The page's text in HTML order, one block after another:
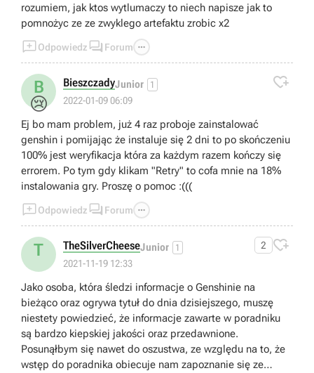
rozumiem, jak ktos wytlumaczy to niech napisze jak to
pomnożyc ze ze zwyklego artefaktu zrobic x2
Odpowiedz  Forum 
B
😢
BieszczadyJunior 1
2022-01-09 06:09

Ej bo mam problem, już 4 raz proboje zainstalować
genshin i pomijając że instaluje się 2 dni to po skończeniu
100% jest weryfikacja która za każdym razem kończy się
errorem. Po tym gdy klikam "Retry" to cofa mnie na 18%
instalowania gry. Proszę o pomoc :(((
Odpowiedz  Forum 
T TheSilverCheeseJunior 1
2021-11-19 12:33
2 
Jako osoba, która śledzi informacje o Genshinie na
bieżąco oraz ogrywa tytuł do dnia dzisiejszego, muszę
niestety powiedzieć, że informacje zawarte w poradniku
są bardzo kiepskiej jakości oraz przedawnione.
Posunąłbym się nawet do oszustwa, ze względu na to, że
wstęp do poradnika obiecuje nam zapoznanie się ze